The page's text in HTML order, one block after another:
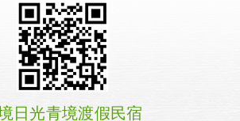
日光青境渡假民宿